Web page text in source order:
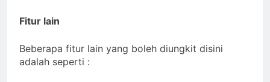
Fitur lain
Beberapa fitur lain yang boleh diungkit disini
adalah seperti :